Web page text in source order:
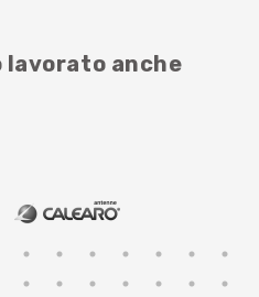
lavorato anche